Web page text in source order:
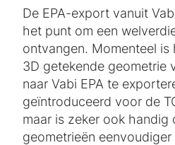
De EPA-export vanuit
het punt om een
ontvangen. Momenteel is
3D getekende geometrie
naar Vabi EPA te
geïntroduceerd voor de
maar is zeker ook handig
geometrieën eenvoudiger